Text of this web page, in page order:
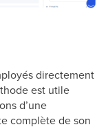
directement
est utile
d’une
complète de son